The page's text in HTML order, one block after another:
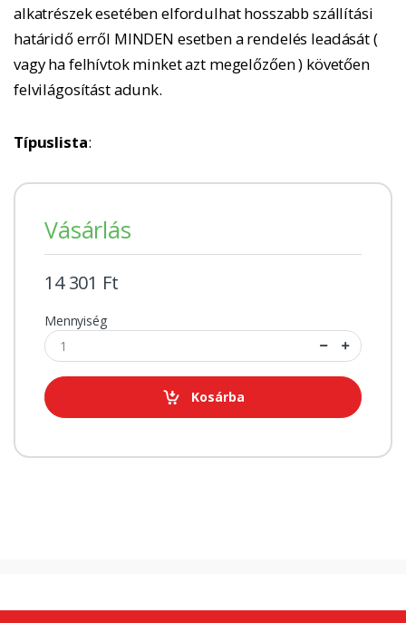
alkatrészek esetében elfordulhat hosszabb szállítási
határidő erről MINDEN esetben a rendelés leadását (
vagy ha felhívtok minket azt megelőzően ) követően
felvilágosítást adunk.
Típuslista:
Vásárlás
14 301 Ft
Mennyiség
Kosárba